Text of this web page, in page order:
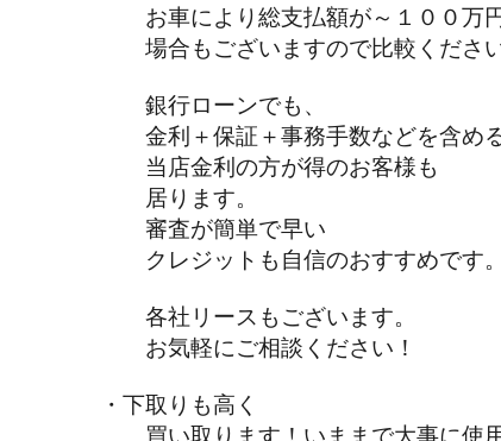
お車により総支払額が～１００万
場合もございますので比較ください
銀行ローンでも、
金利＋保証＋事務手数などを含め
当店金利の方が得のお客様も
居ります。
審査が簡単で早い
クレジットも自信のおすすめです。
各社リースもございます。
お気軽にご相談ください！
・下取りも高く
買い取ります！いままで大事に使